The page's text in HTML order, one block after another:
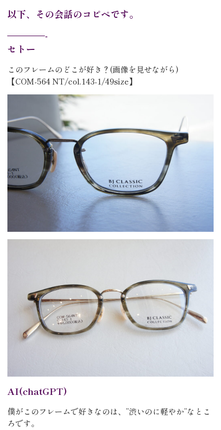
以下、その会話のコピペです。
————-
セトー
このフレームのどこが好き？(画像を見せながら)
【COM-564 NT/col.143-1/49size】
AI(chatGPT)
僕がこのフレームで好きなのは、”渋いのに軽やか”なとこ
ろです。